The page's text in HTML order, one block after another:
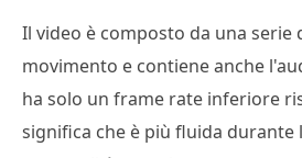
Il video è composto da una serie
movimento e contiene anche
ha solo un frame rate inferiore
significa che è più fluida durante